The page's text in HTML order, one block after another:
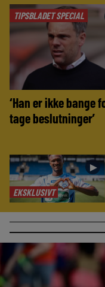
TIPSBLADET SPECIAL
‘Han er ikke bange
tage beslutninger’
EKSKLUSIVT
►